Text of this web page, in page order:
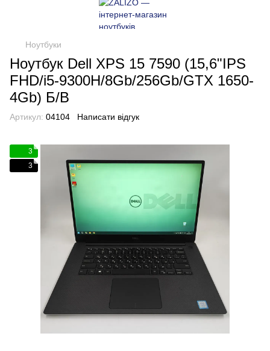
Ноутбуки
Ноутбук Dell XPS 15 7590 (15,6"IPS
FHD/i5-9300H/8Gb/256Gb/GTX 1650-
4Gb) Б/В
Артикул: 04104 Написати відгук
3
3